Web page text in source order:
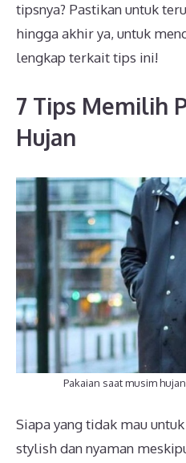
tipsnya? Pastikan untuk
hingga akhir ya, untuk
lengkap terkait tips ini!
7 Tips Memilih
Hujan
Pakaian saat musim
Siapa yang tidak mau
stylish dan nyaman